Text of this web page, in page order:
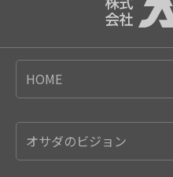
HOME
オサダのビジョン